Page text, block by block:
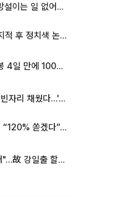
李대통령 “청년이 결혼 망설이는 일 없어야...제도상 불이익 조사”
김희철, '뒤집힌 태극기' 지적 후 정치색 논란…"좌우 떠나 우리나라 국기"
놀란 감독 '오디세이', 개봉 4일 만에 100만 돌파⋯'왕사남' 보다 빠르다
'불명' 문세윤, 故 터틀맨 빈자리 채웠다…'거북이' 눈물의 최종 우승
AT마드리드 ‘7번’ 이강인 “120% 쏟겠다”⋯시메오네 감독 “필요한 선수”
추미애 "우리 목표는 연대"…故 강일출 할머니 흉상 제막